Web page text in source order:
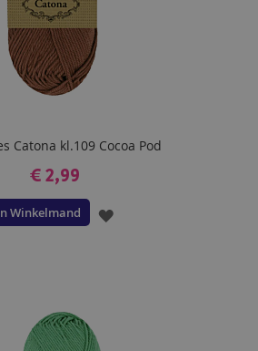
Catona kl.109 Cocoa Pod
€ 2,99
Winkelmand
VOEG